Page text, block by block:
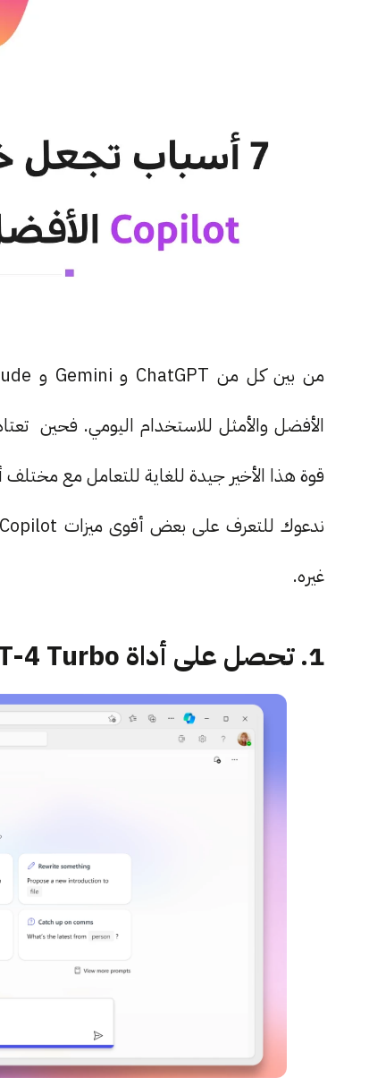
قوة هذا الأخير جيدة للغاية للتعامل مع مختلف
غيره.
1. تحصل على أداة GPT-4 Turbo مجانًا من خلاله